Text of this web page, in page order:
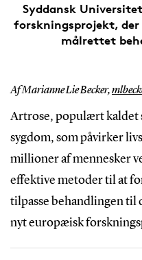
Syddansk
forskningsprojekt,
målrettet
Af Marianne Lie Becker,
Artrose, populært kaldet
sygdom, som påvirker
millioner af mennesker
effektive metoder til at
tilpasse behandlingen til
nyt europæisk